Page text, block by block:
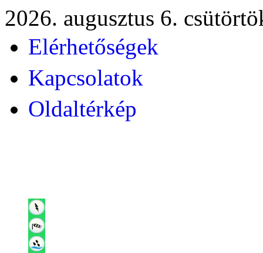
2026. augusztus 6.
Elérhetőségek
Kapcsolatok
Oldaltérkép